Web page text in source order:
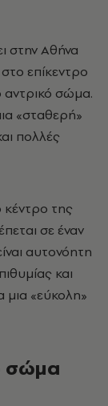
επίκεντρο
αντρικό σώμα.
«σταθερή»
πολλές
κέντρο της
σε έναν
αυτονόητη
και
μια «εύκολη»
σώμα